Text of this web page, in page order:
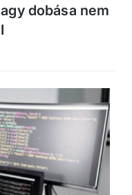
dobása nem